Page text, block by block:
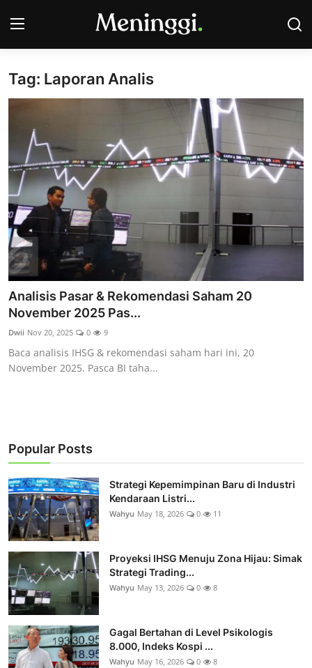
Contact
Bisnis
Industri
Korporasi
Kripto
Obligasi & Reksadana
Rekomendasi
Tag: Laporan Analis
Analisis Pasar & Rekomendasi Saham 20
November 2025 Pas...
Dwii Nov 20, 2025 0 9
Baca analisis IHSG & rekomendasi saham hari ini, 20
November 2025. Pasca BI taha...
Popular Posts
Strategi Kepemimpinan Baru di Industri
Kendaraan Listri...
Wahyu May 18, 2026 0 11
Proyeksi IHSG Menuju Zona Hijau: Simak
Strategi Trading...
Wahyu May 13, 2026 0 8
Gagal Bertahan di Level Psikologis
8.000, Indeks Kospi ...
Wahyu May 16, 2026 0 8